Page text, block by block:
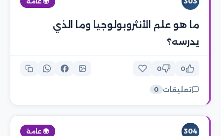
ما هو علم الأنثروبولوجيا وما الذي
يدرسه؟
0
0
تعليقات 0
304 🌍 عامة